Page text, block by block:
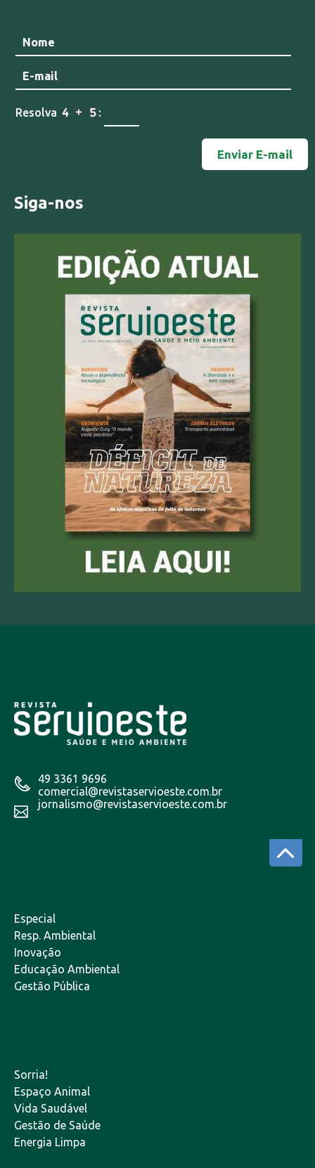
Resolva :
Siga-nos
49 3361 9696
comercial@revistaservioeste.com.br
jornalismo@revistaservioeste.com.br
Especial
Resp. Ambiental
Inovação
Educação Ambiental
Gestão Pública
Sorria!
Espaço Animal
Vida Saudável
Gestão de Saúde
Energia Limpa